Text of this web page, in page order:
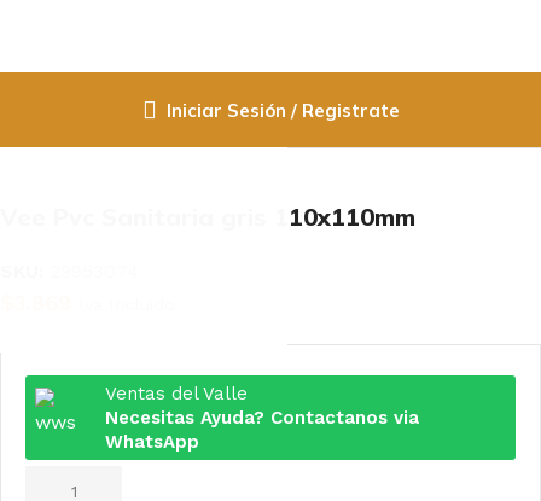
Iniciar Sesión / Registrate
Fittings PPR / Cobre / PVC Pvc Sanitario
Vee Pvc Sanitaria gris 110x110mm
Ventas del Valle
Necesitas Ayuda? Contactanos via
WhatsApp
Grifo
llave de paso
Contenedores de Agua
Electricidad